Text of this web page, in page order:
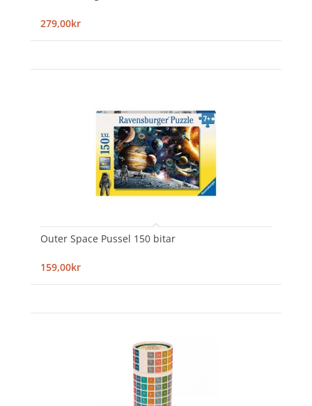
279,00kr
Outer Space Pussel 150 bitar
159,00kr